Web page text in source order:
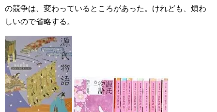
の競争は、変わっているところがあった。けれども、煩わ
しいので省略する。